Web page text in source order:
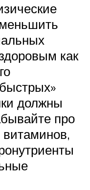
как
должны
про